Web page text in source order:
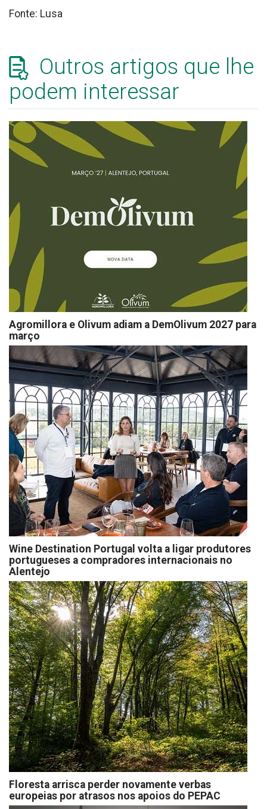
Fonte: Lusa
Outros artigos que lhe
podem interessar
Agromillora e Olivum adiam a DemOlivum 2027 para
março
Wine Destination Portugal volta a ligar produtores
portugueses a compradores internacionais no
Alentejo
Floresta arrisca perder novamente verbas
europeias por atrasos nos apoios do PEPAC